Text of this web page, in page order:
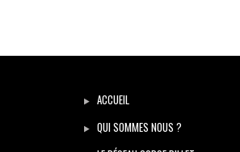
ACCUEIL
QUI SOMMES NOUS ?